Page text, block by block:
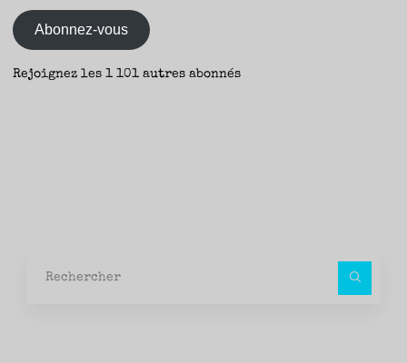
mail
Abonnez-vous
Rejoignez les 1 101 autres abonnés